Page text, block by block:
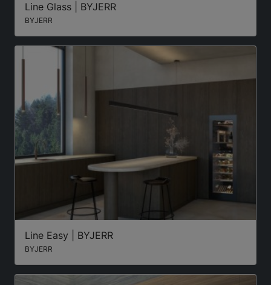
Line Glass | BYJERR
BYJERR
Line Easy | BYJERR
BYJERR